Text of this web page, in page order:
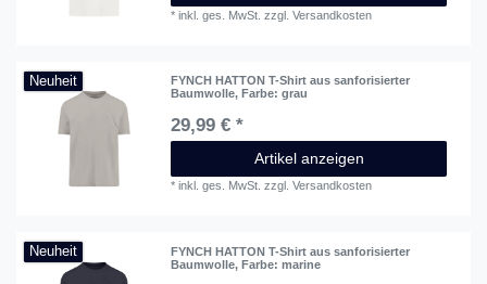
*inkl. ges. MwSt. zzgl.Versandkosten
Neuheit
FYNCH HATTON T-Shirt aus sanforisierter
Baumwolle, Farbe: grau
29,99 € *
Artikel anzeigen
*inkl. ges. MwSt. zzgl.Versandkosten
Neuheit
FYNCH HATTON T-Shirt aus sanforisierter
Baumwolle, Farbe: marine